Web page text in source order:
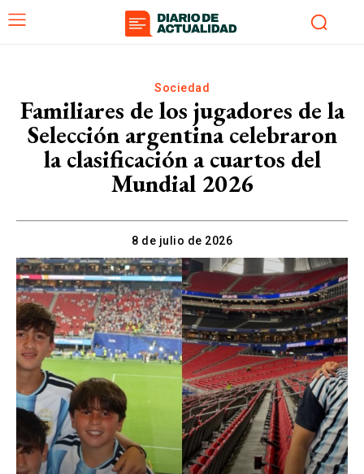
Sociedad
Familiares de los jugadores de la
Selección argentina celebraron
la clasificación a cuartos del
Mundial 2026
8 de julio de 2026